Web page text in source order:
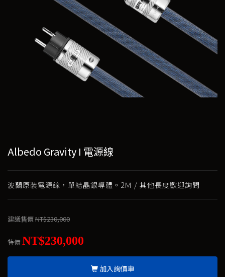
Albedo Gravity I 電源線
波蘭原裝電源線，單結晶銀導體。2Ｍ / 其他長度歡迎詢問
建議售價NT$230,000
特價NT$230,000
加入詢價車